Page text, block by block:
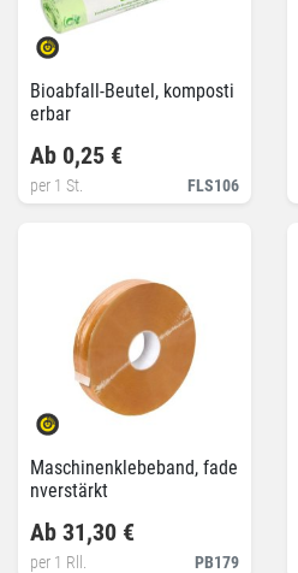
Bioabfall-Beutel, komposti
erbar
FLS106
Ab 0,25 €
per 1 St.
Maschinenklebeband, fade
nverstärkt
PB179
Ab 31,30 €
per 1 Rll.